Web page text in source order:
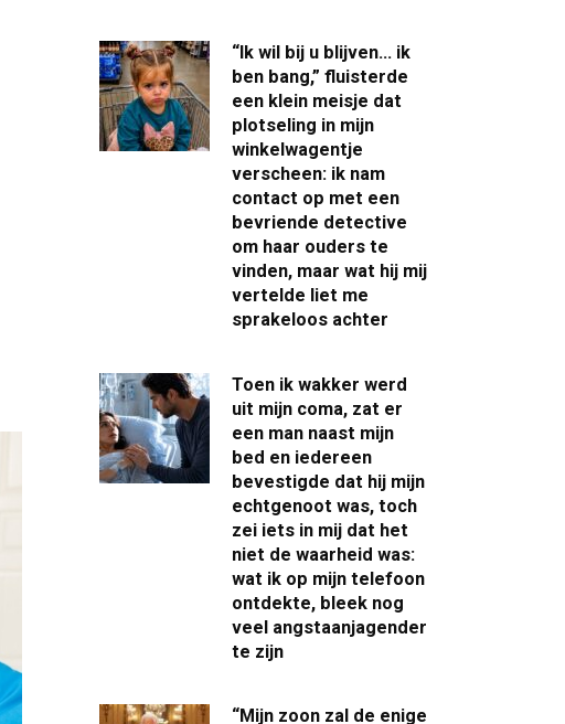
“Ik wil bij u blijven… ik
ben bang,” fluisterde
een klein meisje dat
plotseling in mijn
winkelwagentje
verscheen: ik nam
contact op met een
bevriende detective
om haar ouders te
vinden, maar wat hij mij
vertelde liet me
sprakeloos achter
Toen ik wakker werd
uit mijn coma, zat er
een man naast mijn
bed en iedereen
bevestigde dat hij mijn
echtgenoot was, toch
zei iets in mij dat het
niet de waarheid was:
wat ik op mijn telefoon
ontdekte, bleek nog
veel angstaanjagender
te zijn
“Mijn zoon zal de enige